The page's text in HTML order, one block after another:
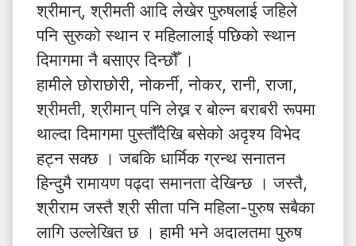
श्रीमान्, श्रीमती आदि लेखेर पुरुषलाई जहिले
पनि सुरुको स्थान र महिलालाई पछिको स्थान
दिमागमा नै बसाएर दिन्छौँ ।
हामीले छोराछोरी, नोकर्नी, नोकर, रानी, राजा,
श्रीमती, श्रीमान् पनि लेख्न र बोल्न बराबरी रूपमा
थाल्दा दिमागमा पुस्तौँदेखि बसेको अदृश्य विभेद
हट्न सक्छ । जबकि धार्मिक ग्रन्थ सनातन
हिन्दुमै रामायण पढ्दा समानता देखिन्छ । जस्तै,
श्रीराम जस्तै श्री सीता पनि महिला-पुरुष सबैका
लागि उल्लेखित छ । हामी भने अदालतमा पुरुष